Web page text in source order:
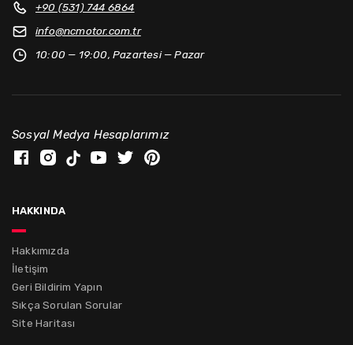
+90 (531) 744 6864
info@ncmotor.com.tr
10:00 — 19:00, Pazartesi — Pazar
Sosyal Medya Hesaplarımız
hakkında
Hakkımızda
İletişim
Geri Bildirim Yapın
Sıkça Sorulan Sorular
Site Haritası